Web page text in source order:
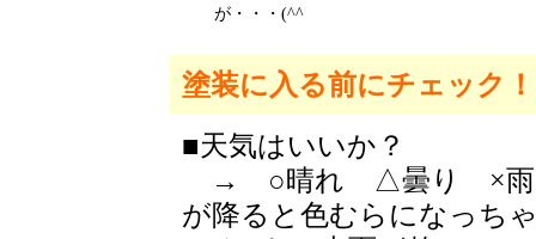
が・・・(^^ゞ
塗装に入る前にチェック！
■天気はいいか？
→ ○晴れ △曇り ×雨
が降ると色むらになっち